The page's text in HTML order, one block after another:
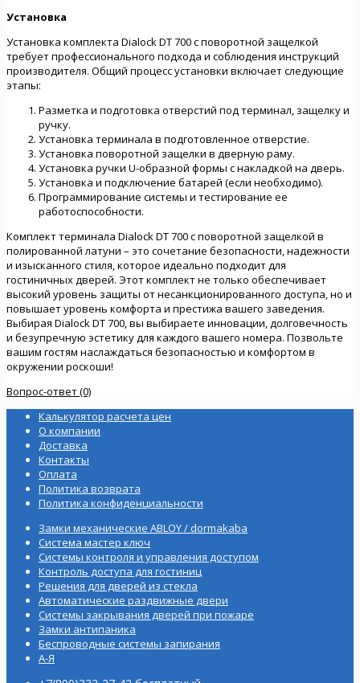
Установка
Установка комплекта Dialock DT 700 с поворотной защелкой
требует профессионального подхода и соблюдения инструкций
производителя. Общий процесс установки включает следующие
этапы:
Разметка и подготовка отверстий под терминал, защелку и
ручку.
Установка терминала в подготовленное отверстие.
Установка поворотной защелки в дверную раму.
Установка ручки U-образной формы с накладкой на дверь.
Установка и подключение батарей (если необходимо).
Программирование системы и тестирование ее
работоспособности.
Комплект терминала Dialock DT 700 с поворотной защелкой в
полированной латуни – это сочетание безопасности, надежности
и изысканного стиля, которое идеально подходит для
гостиничных дверей. Этот комплект не только обеспечивает
высокий уровень защиты от несанкционированного доступа, но и
повышает уровень комфорта и престижа вашего заведения.
Выбирая Dialock DT 700, вы выбираете инновации, долговечность
и безупречную эстетику для каждого вашего номера. Позвольте
вашим гостям наслаждаться безопасностью и комфортом в
окружении роскоши!
Вопрос-ответ (0)
Калькулятор расчета цен
О компании
Доставка
Контакты
Оплата
Политика возврата
Политика конфиденциальности
Замки механические ABLOY / dormakaba
Система мастер ключ
Системы контроля и управления доступом
Контроль доступа для гостиниц
Решения для дверей из стекла
Автоматические раздвижные двери
Системы закрывания дверей при пожаре
Замки антипаника
Беспроводные системы запирания
А-Я